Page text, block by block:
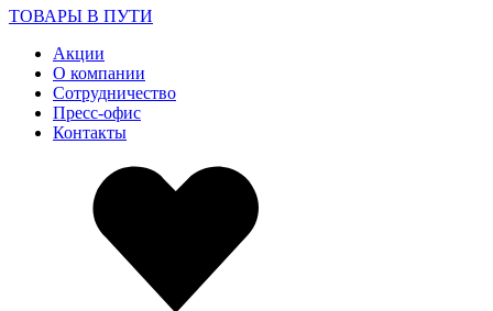
ТОВАРЫ В ПУТИ
Акции
О компании
Сотрудничество
Пресс-офис
Контакты